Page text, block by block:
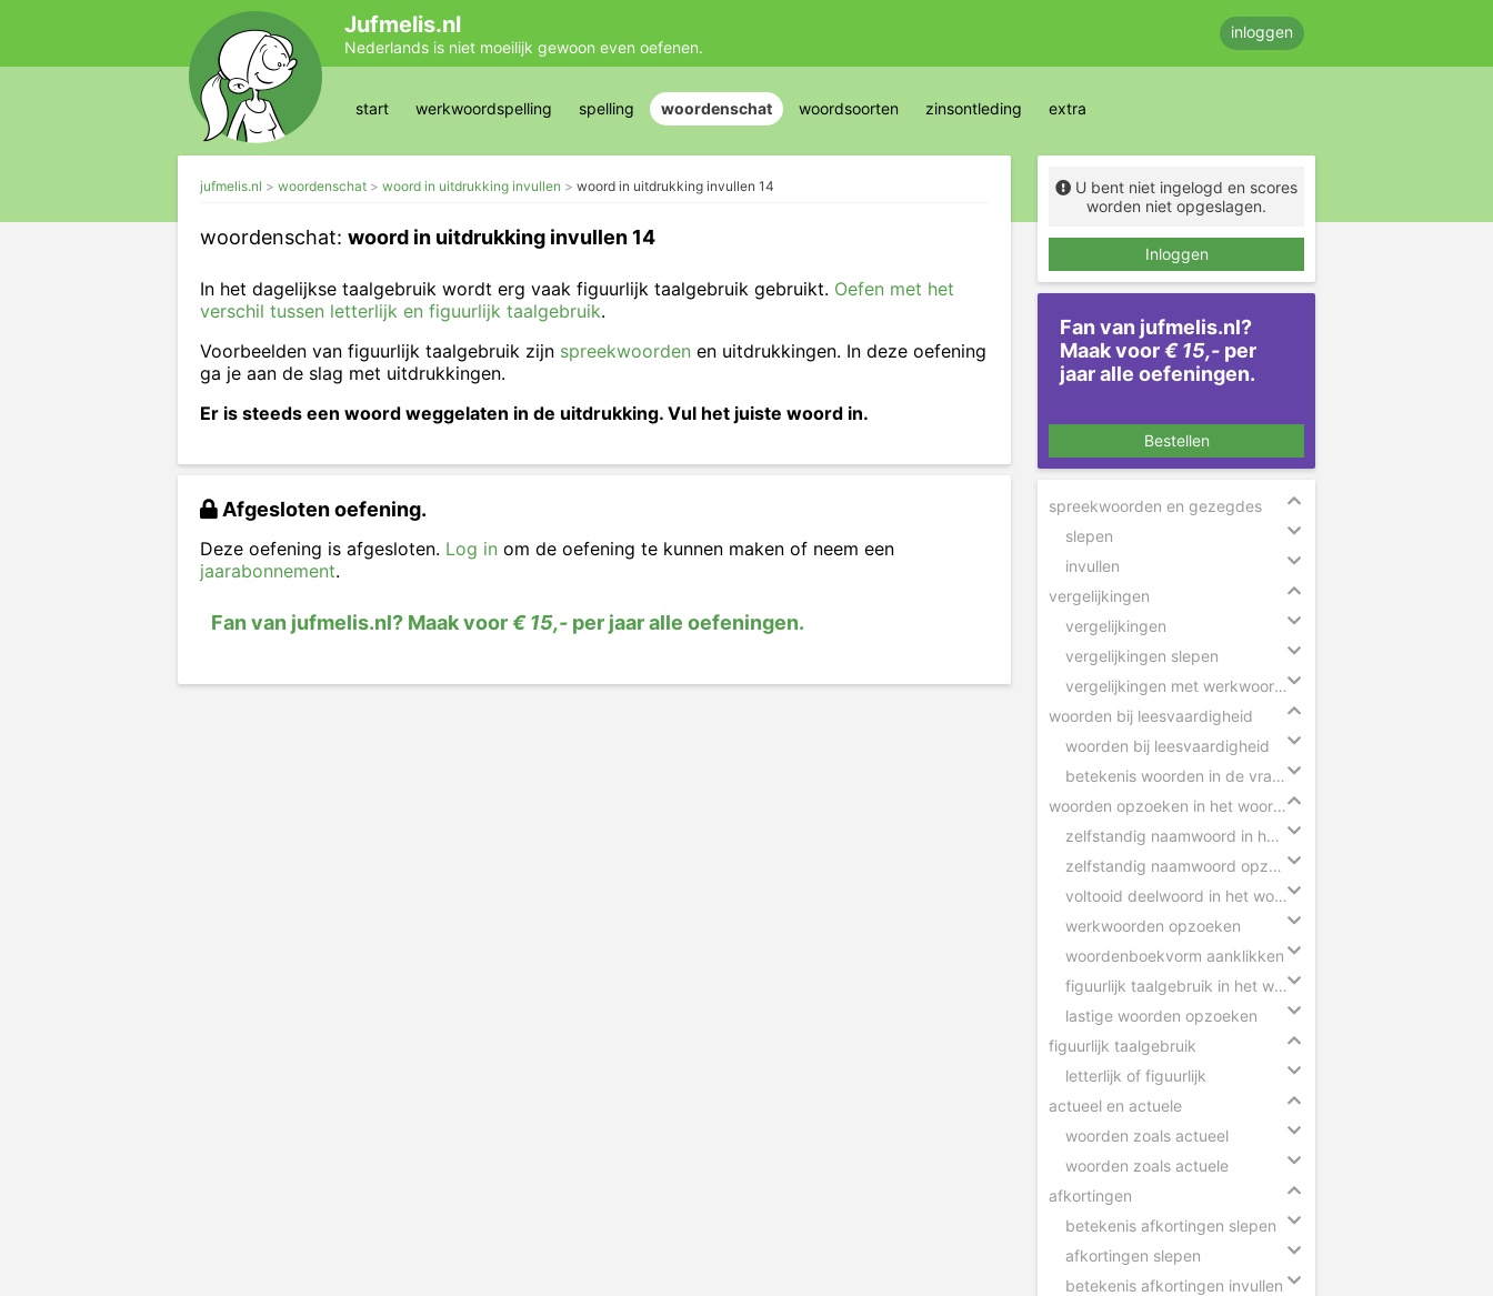
Jufmelis.nl
Nederlands is niet moeilijk gewoon even oefenen.
inloggen
start werkwoordspelling spelling woordenschat woordsoorten zinsontleding extra
jufmelis.nl woordenschat woord in uitdrukking invullen woord in uitdrukking invullen 14
woordenschat: woord in uitdrukking invullen 14
In het dagelijkse taalgebruik wordt erg vaak figuurlijk taalgebruik gebruikt. Oefen met het
verschil tussen letterlijk en figuurlijk taalgebruik.
Voorbeelden van figuurlijk taalgebruik zijn spreekwoorden en uitdrukkingen. In deze oefening
ga je aan de slag met uitdrukkingen.
Er is steeds een woord weggelaten in de uitdrukking. Vul het juiste woord in.
Afgesloten oefening.
Deze oefening is afgesloten. Log in om de oefening te kunnen maken of neem een
jaarabonnement.
Fan van jufmelis.nl? Maak voor€ 15,- per jaar alle oefeningen.
U bent niet ingelogd en scores
worden niet opgeslagen.
Inloggen
Fan van jufmelis.nl?
Maak voor€ 15,- per
jaar alle oefeningen.
Bestellen
spreekwoorden en gezegdes
slepen
invullen
vergelijkingen
vergelijkingen
vergelijkingen slepen
vergelijkingen met werkwoorden
woorden bij leesvaardigheid
woorden bij leesvaardigheid
betekenis woorden in de vragen
woorden opzoeken in het woordenboek
zelfstandig naamwoord in het woordenboek
zelfstandig naamwoord opzoeken
voltooid deelwoord in het woordenboek
werkwoorden opzoeken
woordenboekvorm aanklikken
figuurlijk taalgebruik in het woordenboek
lastige woorden opzoeken
figuurlijk taalgebruik
letterlijk of figuurlijk
actueel en actuele
woorden zoals actueel
woorden zoals actuele
afkortingen
betekenis afkortingen slepen
afkortingen slepen
betekenis afkortingen invullen